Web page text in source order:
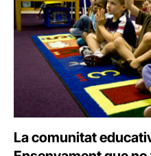
La comunitat